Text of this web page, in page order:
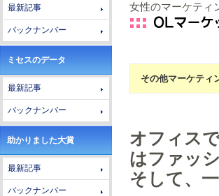
ング新
最新記事
バックナンバー
ミセスのデータ
最新記事
バックナンバー
助かりました大賞
最新記事
バックナンバー
女性のマーケティ
その他マーケティ
オフィス
はファッ
そして、